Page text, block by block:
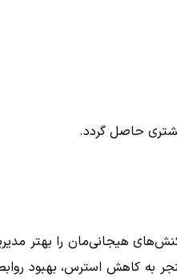
حاصل گردد.
هیجانی‌مان را بهتر
به کاهش استرس، بهبود